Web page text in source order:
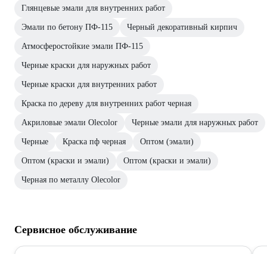
Глянцевые эмали для внутренних работ
Эмали по бетону ПФ-115 Черный декоративный кирпич
Атмосферостойкие эмали ПФ-115
Черные краски для наружных работ
Черные краски для внутренних работ
Краска по дереву для внутренних работ черная
Акриловые эмали Olecolor Черные эмали для наружных работ
Черные Краска пф черная Оптом (эмали)
Оптом (краски и эмали) Оптом (краски и эмали)
Черная по металлу Olecolor
Сервисное обслуживание